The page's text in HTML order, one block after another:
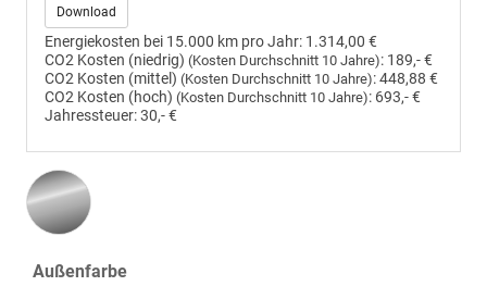
Download
Energiekosten bei 15.000 km pro Jahr: 1.314,00 €
CO2 Kosten (niedrig) (Kosten Durchschnitt 10 Jahre): 189,- €
CO2 Kosten (mittel) (Kosten Durchschnitt 10 Jahre):448,88 €
CO2 Kosten (hoch) (Kosten Durchschnitt 10 Jahre): 693,- €
Jahressteuer:30,- €
Außenfarbe